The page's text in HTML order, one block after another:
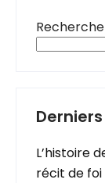
L’histoire
récit de